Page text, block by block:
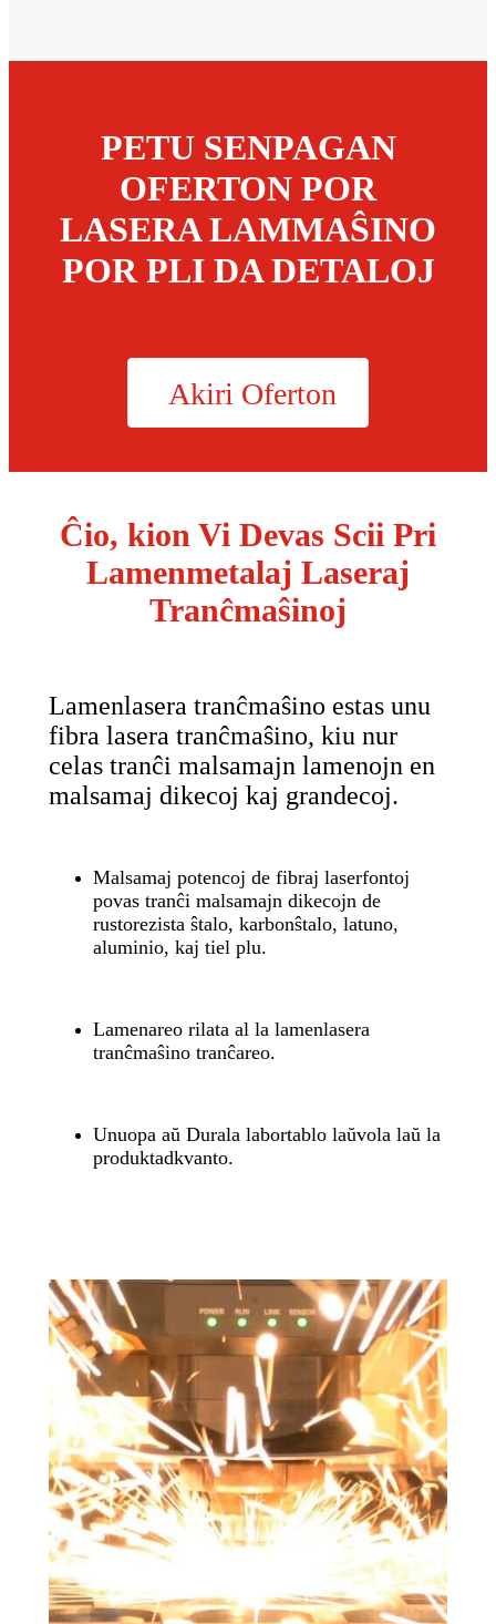
PETU SENPAGAN
OFERTON POR
LASERA LAMMAŜINO
POR PLI DA DETALOJ
Akiri Oferton
Ĉio, kion Vi Devas Scii Pri
Lamenmetalaj Laseraj
Tranĉmaŝinoj
Lamenlasera tranĉmaŝino estas unu
fibra lasera tranĉmaŝino, kiu nur
celas tranĉi malsamajn lamenojn en
malsamaj dikecoj kaj grandecoj.
Malsamaj potencoj de fibraj laserfontoj
povas tranĉi malsamajn dikecojn de
rustorezista ŝtalo, karbonŝtalo, latuno,
aluminio, kaj tiel plu.
Lamenareo rilata al la lamenlasera
tranĉmaŝino tranĉareo.
Unuopa aŭ Durala labortablo laŭvola laŭ la
produktadkvanto.